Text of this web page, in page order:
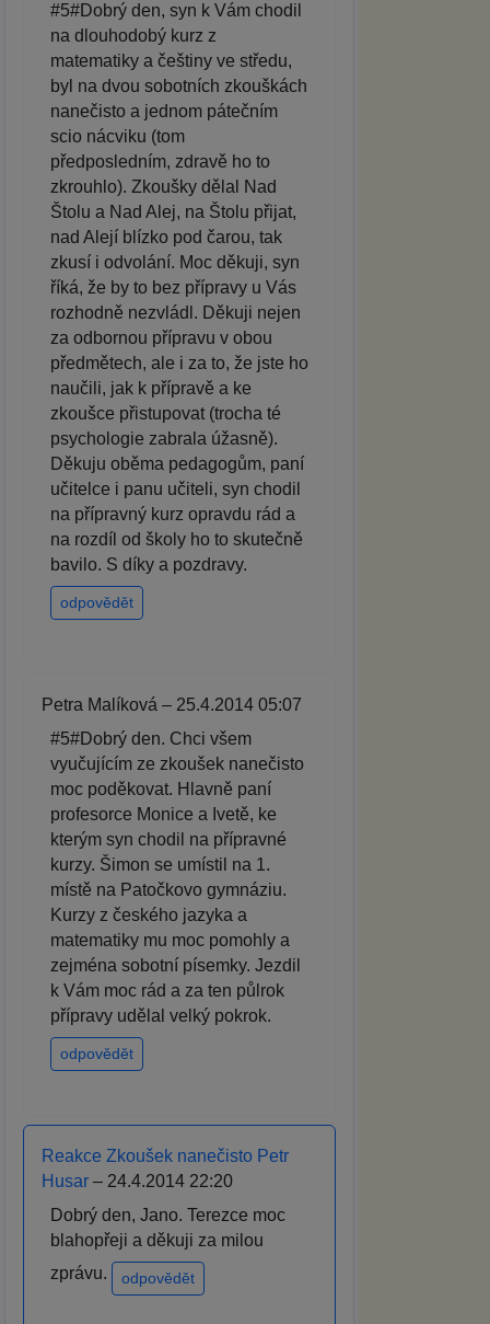
#5#Dobrý den, syn k Vám chodil
na dlouhodobý kurz z
matematiky a češtiny ve středu,
byl na dvou sobotních zkouškách
nanečisto a jednom pátečním
scio nácviku (tom
předposledním, zdravě ho to
zkrouhlo). Zkoušky dělal Nad
Štolu a Nad Alej, na Štolu přijat,
nad Alejí blízko pod čarou, tak
zkusí i odvolání. Moc děkuji, syn
říká, že by to bez přípravy u Vás
rozhodně nezvládl. Děkuji nejen
za odbornou přípravu v obou
předmětech, ale i za to, že jste ho
naučili, jak k přípravě a ke
zkoušce přistupovat (trocha té
psychologie zabrala úžasně).
Děkuju oběma pedagogům, paní
učitelce i panu učiteli, syn chodil
na přípravný kurz opravdu rád a
na rozdíl od školy ho to skutečně
bavilo. S díky a pozdravy.
odpovědět
Petra Malíková – 25.4.2014 05:07
#5#Dobrý den. Chci všem
vyučujícím ze zkoušek nanečisto
moc poděkovat. Hlavně paní
profesorce Monice a Ivetě, ke
kterým syn chodil na přípravné
kurzy. Šimon se umístil na 1.
místě na Patočkovo gymnáziu.
Kurzy z českého jazyka a
matematiky mu moc pomohly a
zejména sobotní písemky. Jezdil
k Vám moc rád a za ten půlrok
přípravy udělal velký pokrok.
odpovědět
Reakce Zkoušek nanečisto Petr
Husar – 24.4.2014 22:20
Dobrý den, Jano. Terezce moc
blahopřeji a děkuji za milou
zprávu.
odpovědět